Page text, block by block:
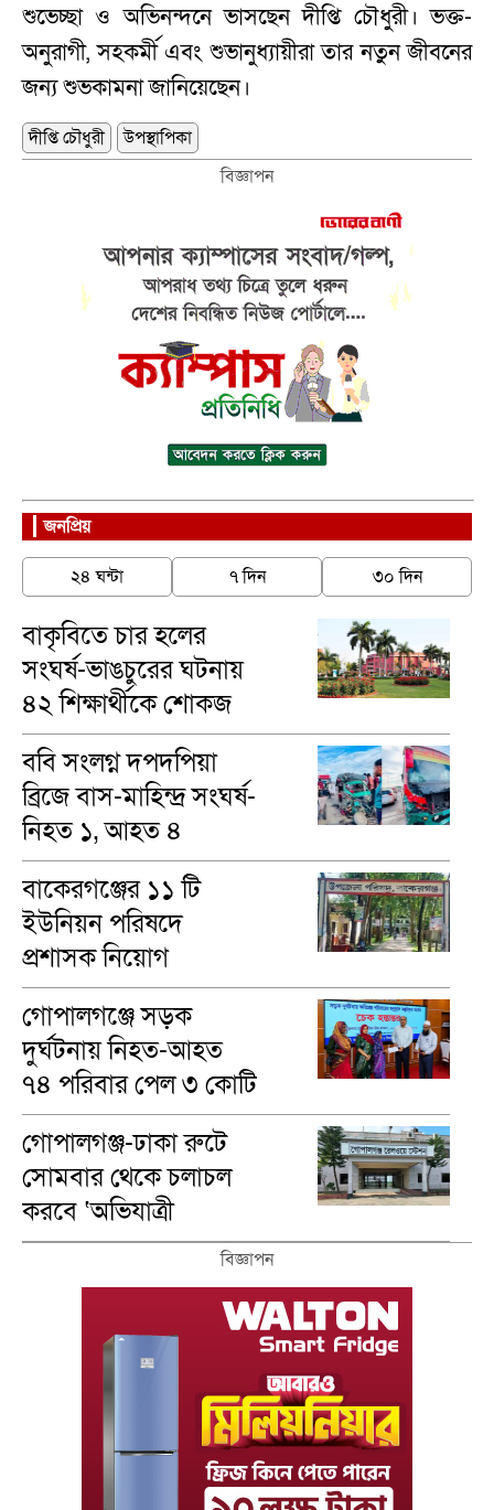
শুভেচ্ছা ও অভিনন্দনে ভাসছেন দীপ্তি চৌধুরী। ভক্ত-
অনুরাগী, সহকর্মী এবং শুভানুধ্যায়ীরা তার নতুন জীবনের
জন্য শুভকামনা জানিয়েছেন।
দীপ্তি চৌধুরী
উপস্থাপিকা
বিজ্ঞাপন
জনপ্রিয়
২৪ ঘন্টা ৭ দিন ৩০ দিন
বাকৃবিতে চার হলের
সংঘর্ষ-ভাঙচুরের ঘটনায়
৪২ শিক্ষার্থীকে শোকজ
ববি সংলগ্ন দপদপিয়া
ব্রিজে বাস-মাহিন্দ্র সংঘর্ষ-
নিহত ১, আহত ৪
বাকেরগঞ্জের ১১ টি
ইউনিয়ন পরিষদে
প্রশাসক নিয়োগ
গোপালগঞ্জে সড়ক
দুর্ঘটনায় নিহত-আহত
৭৪ পরিবার পেল ৩ কোটি
৪৬ লাখ টাকা
গোপালগঞ্জ-ঢাকা রুটে
সোমবার থেকে চলাচল
করবে ‘অভিযাত্রী
কমিউটার’ ট্রেন
বিজ্ঞাপন